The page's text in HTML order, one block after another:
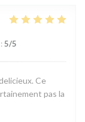
: 5/5
Ce
pas la